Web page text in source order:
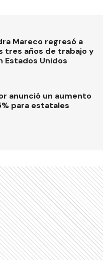
Mareco regresó a
tres años de trabajo y
Estados Unidos
anunció un aumento
para estatales